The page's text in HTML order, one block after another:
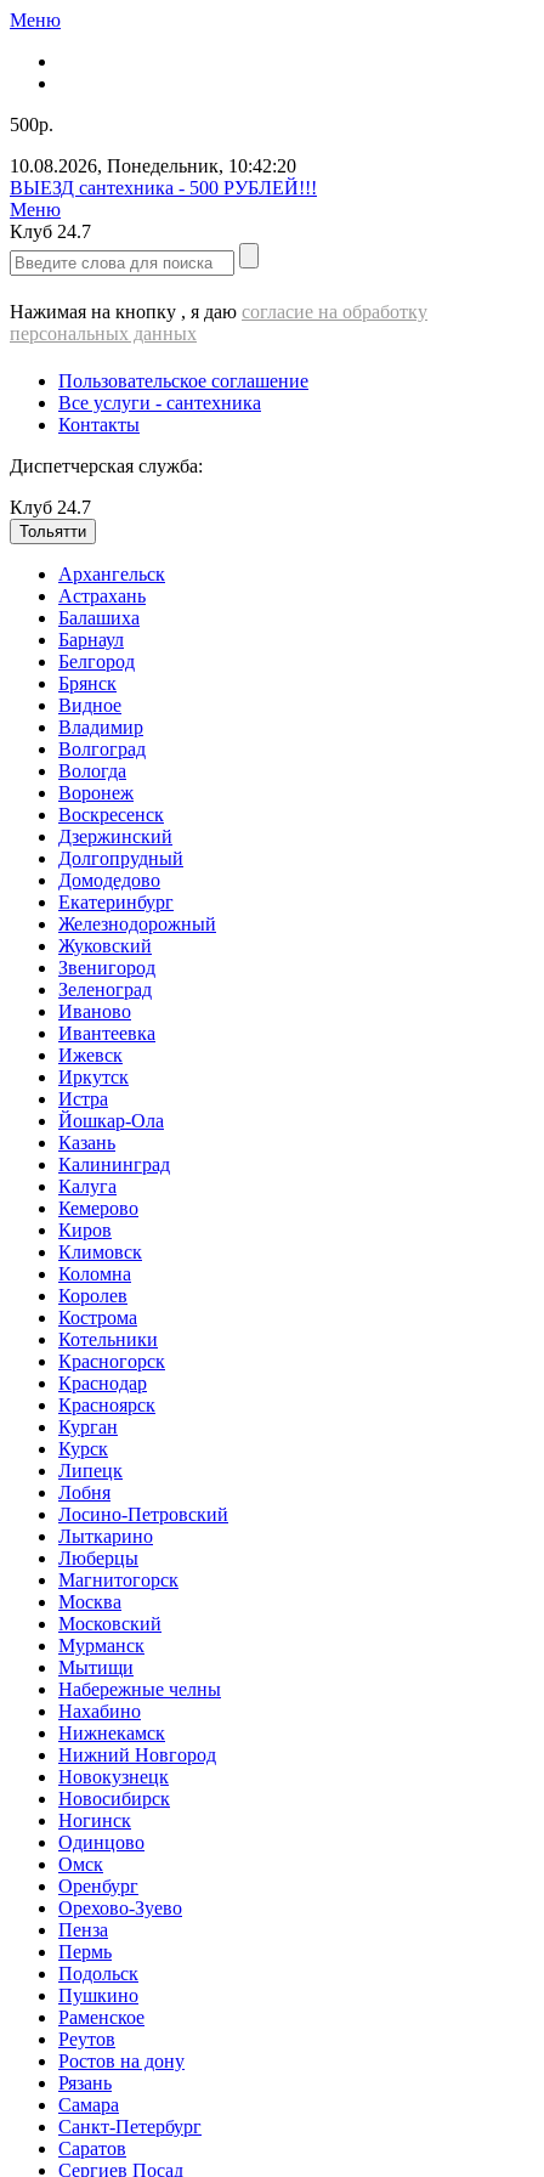
Меню
500р.
10.08.2026, Понедельник, 10:42:21
ВЫЕЗД cантехника - 500 РУБЛЕЙ!!!
Меню
Клуб 24.7
Нажимая на кнопку , я даю согласие на обработку
персональных данных
Пользовательское соглашение
Все услуги - cантехника
Контакты
Диспетчерская служба:
Клуб 24.7
Тольятти
Архангельск
Астрахань
Балашиха
Барнаул
Белгород
Брянск
Видное
Владимир
Волгоград
Вологда
Воронеж
Воскресенск
Дзержинский
Долгопрудный
Домодедово
Екатеринбург
Железнодорожный
Жуковский
Звенигород
Зеленоград
Иваново
Ивантеевка
Ижевск
Иркутск
Истра
Йошкар-Ола
Казань
Калининград
Калуга
Кемерово
Киров
Климовск
Коломна
Королев
Кострома
Котельники
Красногорск
Краснодар
Красноярск
Курган
Курск
Липецк
Лобня
Лосино-Петровский
Лыткарино
Люберцы
Магнитогорск
Москва
Московский
Мурманск
Мытищи
Набережные челны
Нахабино
Нижнекамск
Нижний Новгород
Новокузнецк
Новосибирск
Ногинск
Одинцово
Омск
Оренбург
Орехово-Зуево
Пенза
Пермь
Подольск
Пушкино
Раменское
Реутов
Ростов на дону
Рязань
Самара
Санкт-Петербург
Саратов
Сергиев Посад